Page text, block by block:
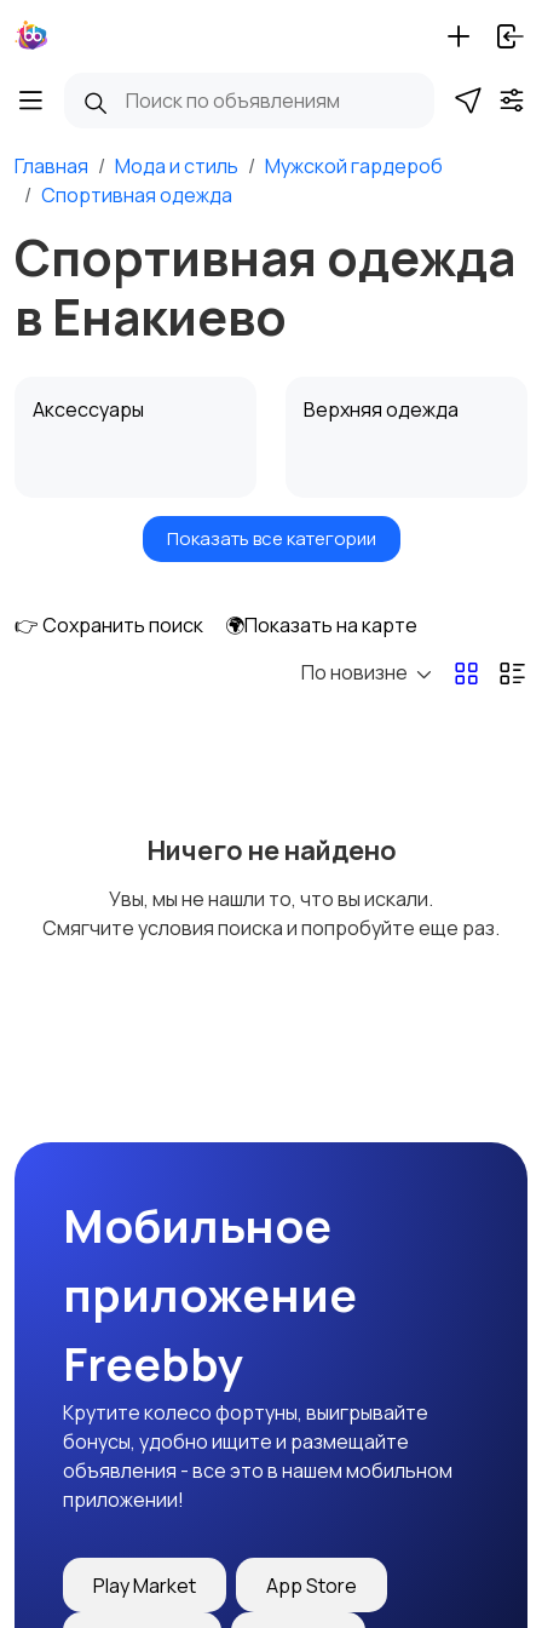
Главная Мода и стиль
Мужской гардероб
Спортивная одежда
Спортивная одежда
в Енакиево
Аксессуары Верхняя одежда
Головные уборы Домашняя одежда
Нижнее белье
Футболки и поло Штаны и шорты
Другое
Показать все категории
👉 Сохранить поиск
🌍Показать на карте
По новизне
Ничего не найдено
Увы, мы не нашли то, что вы искали.
Смягчите условия поиска и попробуйте еще раз.
Мобильное
приложение
Freebby
Крутите колесо фортуны, выигрывайте
бонусы, удобно ищите и размещайте
объявления - все это в нашем мобильном
приложении!
Play Market App Store